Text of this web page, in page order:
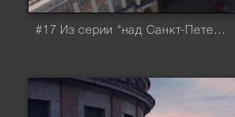
#17 Из серии "над Санкт-Петербургом"